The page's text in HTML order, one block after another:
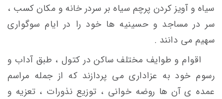
سیاه و آویز کردن پرچم سیاه بر سردر خانه و مکان کسب ،
سر در مساجد و حسینیه ها خود را در ایام سوگواری
سهیم می دانند .
اقوام و طوایف مختلف ساکن در کتول ، طبق آداب و
رسوم خود به عزاداری می پردازند که از جمله مراسم
عمده ی آن ها روضه خوانی ، توزیع نذورات ، تعزیه و